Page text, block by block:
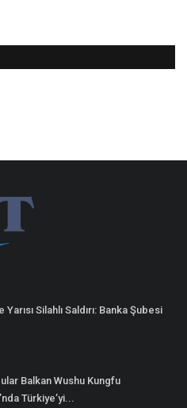
Silahlı Saldırı: Banka Şubesi
Balkan Wushu Kungfu
Türkiye’yi...